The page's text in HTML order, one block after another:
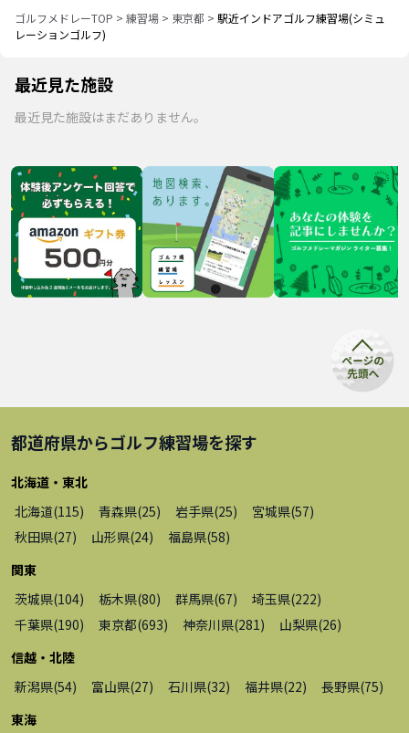
ゴルフメドレーTOP > 練習場 > 東京都 > 駅近インドアゴルフ練習場(シミュ
レーションゴルフ)
最近見た施設
最近見た施設はまだありません。
都道府県からゴルフ練習場を探す
北海道・東北
北海道(115) 青森県(25) 岩手県(25) 宮城県(57)
秋田県(27) 山形県(24) 福島県(58)
関東
茨城県(104) 栃木県(80) 群馬県(67) 埼玉県(222)
千葉県(190) 東京都(693) 神奈川県(281 ) 山梨県(26)
信越・北陸
新潟県(54) 富山県(27) 石川県(32) 福井県(22) 長野県(75)
東海